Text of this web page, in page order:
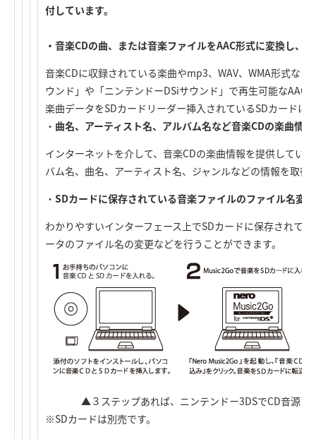
付しています。
・音楽CDの曲、または音楽ファイルをAAC形式に変換し、
音楽CDに収録されている楽曲やmp3、WAV、WMA形式な
ウンド」や「ニンテンドーDSiサウンド」で再生可能なAAC
楽曲データをSDカードリーダー挿入されているSDカードに
・ 曲名、アーティスト名、アルバム名など音楽CDの楽曲情
インターネットを介して、音楽CDの楽曲情報を提供してい
バム名、曲名、アーティスト名、ジャンルなどの情報を取得
・ SDカードに保存されている音楽ファイルのファイル名変
わかりやすいインターフェース上でSDカードに保存されて
ータのファイル名の変更などを行うことができます。
▲３ステップあれば、ニンテンドー3DSでCD音源を
※SDカードは別売です。